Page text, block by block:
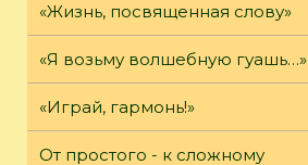
«Жизнь, посвященная слову»
«Я возьму волшебную гуашь…»
«Играй, гармонь!»
От простого - к сложному